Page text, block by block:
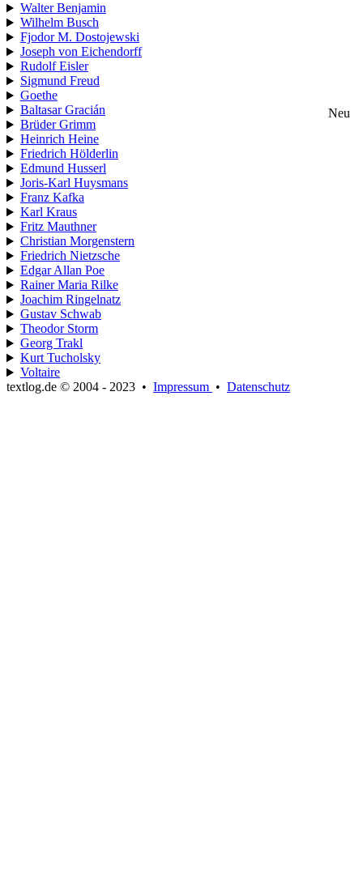
Walter Benjamin
Wilhelm Busch
Fjodor M. Dostojewski
Joseph von Eichendorff
Rudolf Eisler
Sigmund Freud
Goethe
Baltasar Gracián
Neu
Brüder Grimm
Heinrich Heine
Friedrich Hölderlin
Edmund Husserl
Joris-Karl Huysmans
Franz Kafka
Karl Kraus
Fritz Mauthner
Christian Morgenstern
Friedrich Nietzsche
Edgar Allan Poe
Rainer Maria Rilke
Joachim Ringelnatz
Gustav Schwab
Theodor Storm
Georg Trakl
Kurt Tucholsky
Voltaire
textlog.de © 2004 - 2023 • Impressum • Datenschutz